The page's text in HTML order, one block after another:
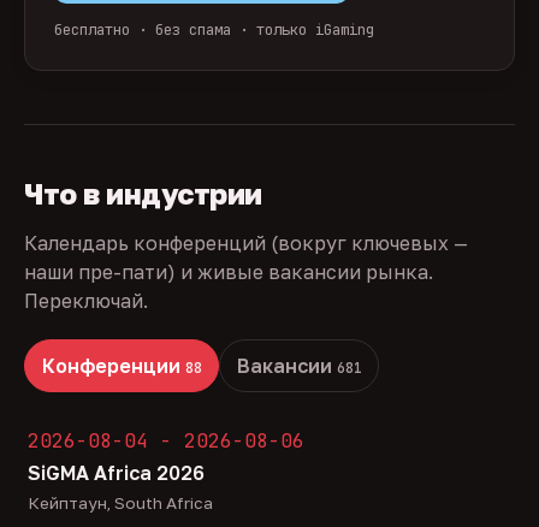
бесплатно · без спама · только iGaming
Что в индустрии
Календарь конференций (вокруг ключевых —
наши пре-пати) и живые вакансии рынка.
Переключай.
Конференции 88 Вакансии 681
2026-08-04 - 2026-08-06
SiGMA Africa 2026
Кейптаун, South Africa